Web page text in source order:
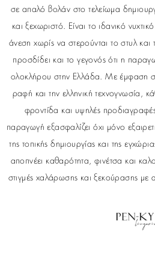
σε απαλό βολάν στο τελείωμα
και ξεχωριστό. Είναι το ιδανικό
άνεση χωρίς να στερούνται το στυλ και
προσδίδει και το γεγονός ότι η
ολοκλήρου στην Ελλάδα. Με έμφαση
ραφή και την ελληνική τεχνογνωσία,
φροντίδα και υψηλές
παραγωγή εξασφαλίζει όχι μόνο
της τοπικής δημιουργίας και της
αποπνέει καθαρότητα, φινέτσα και
στιγμές χαλάρωσης και ξεκούρασης με